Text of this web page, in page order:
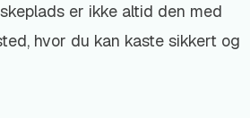
er ikke altid den med
hvor du kan kaste sikkert og